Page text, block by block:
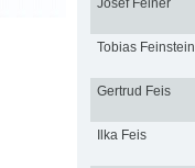
Tobias Feinstein
Gertrud Feis
Ilka Feis